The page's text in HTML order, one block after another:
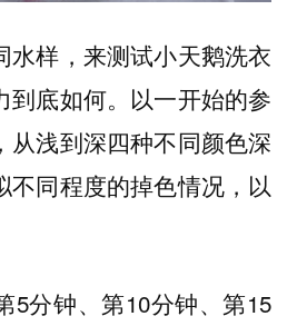
水样，来测试小天鹅洗衣
到底如何。以一开始的参
从浅到深四种不同颜色深
不同程度的掉色情况，以
5分钟、第10分钟、第15